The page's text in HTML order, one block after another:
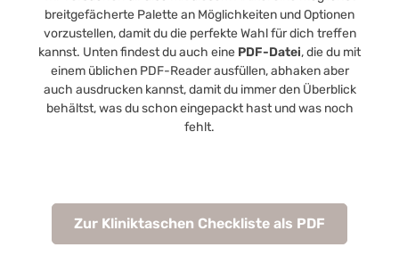
breitgefächerte Palette an Möglichkeiten und Optionen
vorzustellen, damit du die perfekte Wahl für dich treffen
kannst. Unten findest du auch eine PDF-Datei, die du mit
einem üblichen PDF-Reader ausfüllen, abhaken aber
auch ausdrucken kannst, damit du immer den Überblick
behältst, was du schon eingepackt hast und was noch
fehlt.
Zur Kliniktaschen Checkliste als PDF